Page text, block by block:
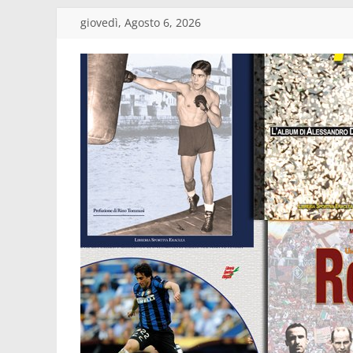
Salta
contenuto
giovedì, Agosto 6, 2026
Edizioni
Eraclea
Casa
editrice